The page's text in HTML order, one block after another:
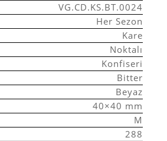
VG.CD.KS.BT.0024
Her Sezon
Kare
Noktalı
Konfiseri
Bitter
Beyaz
40×40 mm
M
288